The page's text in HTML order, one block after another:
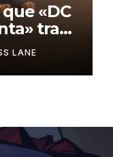
«DC
tras
LANE